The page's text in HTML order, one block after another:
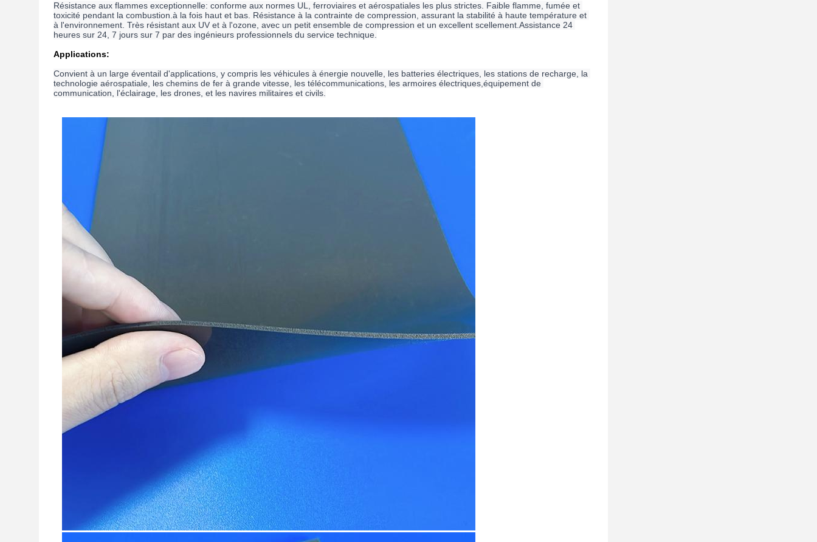
Résistance aux flammes exceptionnelle: conforme aux normes UL, ferroviaires et aérospatiales les plus strictes. Faible flamme, fumée et
toxicité pendant la combustion.à la fois haut et bas. Résistance à la contrainte de compression, assurant la stabilité à haute température et
à l'environnement. Très résistant aux UV et à l'ozone, avec un petit ensemble de compression et un excellent scellement.Assistance 24
heures sur 24, 7 jours sur 7 par des ingénieurs professionnels du service technique.
Applications:
Convient à un large éventail d'applications, y compris les véhicules à énergie nouvelle, les batteries électriques, les stations de recharge, la
technologie aérospatiale, les chemins de fer à grande vitesse, les télécommunications, les armoires électriques,équipement de
communication, l'éclairage, les drones, et les navires militaires et civils.